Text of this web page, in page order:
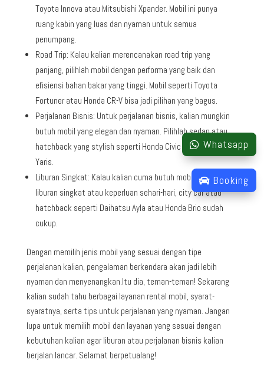
Toyota Innova atau Mitsubishi Xpander. Mobil ini punya
ruang kabin yang luas dan nyaman untuk semua
penumpang.
Road Trip: Kalau kalian merencanakan road trip yang
panjang, pilihlah mobil dengan performa yang baik dan
efisiensi bahan bakar yang tinggi. Mobil seperti Toyota
Fortuner atau Honda CR-V bisa jadi pilihan yang bagus.
Perjalanan Bisnis: Untuk perjalanan bisnis, kalian mungkin
butuh mobil yang elegan dan nyaman. Pilihlah sedan atau
hatchback yang stylish seperti Honda Civic atau Toyota
Yaris.
Liburan Singkat: Kalau kalian cuma butuh mobil untuk
liburan singkat atau keperluan sehari-hari, city car atau
hatchback seperti Daihatsu Ayla atau Honda Brio sudah
cukup.
Dengan memilih jenis mobil yang sesuai dengan tipe
perjalanan kalian, pengalaman berkendara akan jadi lebih
nyaman dan menyenangkan.Itu dia, teman-teman! Sekarang
kalian sudah tahu berbagai layanan rental mobil, syarat-
syaratnya, serta tips untuk perjalanan yang nyaman. Jangan
lupa untuk memilih mobil dan layanan yang sesuai dengan
kebutuhan kalian agar liburan atau perjalanan bisnis kalian
berjalan lancar. Selamat berpetualang!
Whatsapp
Booking